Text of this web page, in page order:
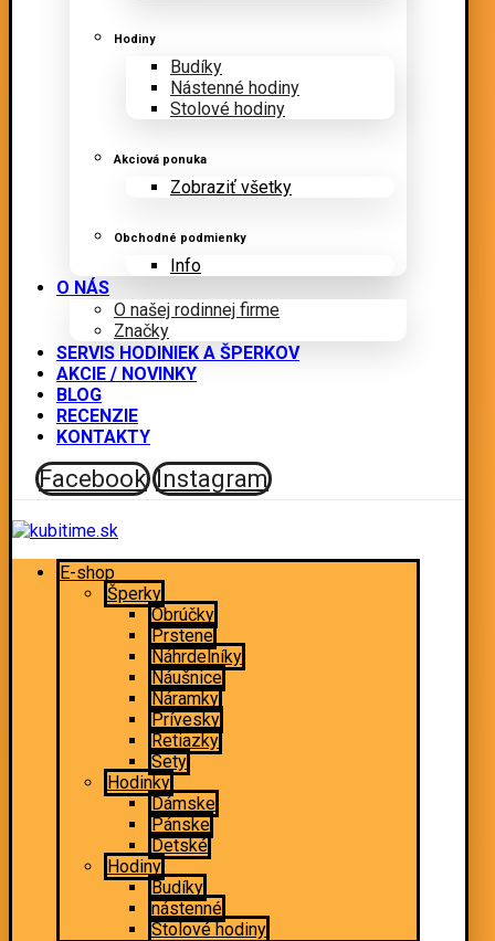
Hodiny
Budíky
Nástenné hodiny
Stolové hodiny
Akciová ponuka
Zobraziť všetky
Obchodné podmienky
Info
O NÁS
O našej rodinnej firme
Značky
SERVIS HODINIEK A ŠPERKOV
AKCIE / NOVINKY
BLOG
RECENZIE
KONTAKTY
Facebook Instagram
E-shop
Šperky
Obrúčky
Prstene
Náhrdelníky
Náušnice
Náramky
Prívesky
Retiazky
Sety
Hodinky
Dámske
Pánske
Detské
Hodiny
Budíky
nástenné
Stolové hodiny